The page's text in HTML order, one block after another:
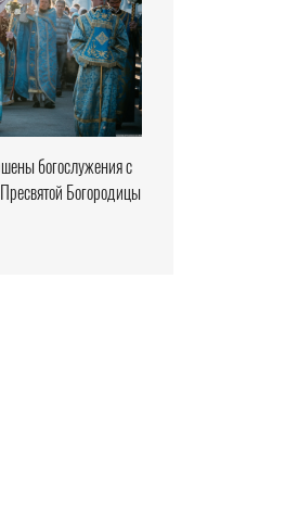
богослужения с
Богородицы